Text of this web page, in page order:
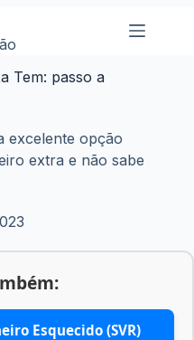
Tem: passo a
excelente opção
extra e não sabe
Esquecido (SVR)